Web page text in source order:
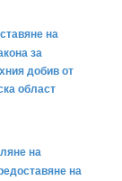
на
за
добив от
област
на
на